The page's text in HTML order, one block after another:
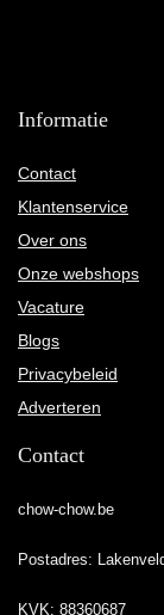
Informatie
Contact
Klantenservice
Over ons
Onze webshops
Vacature
Blogs
Privacybeleid
Adverteren
Contact
chow-chow.be
Postadres:
KVK: 88360687